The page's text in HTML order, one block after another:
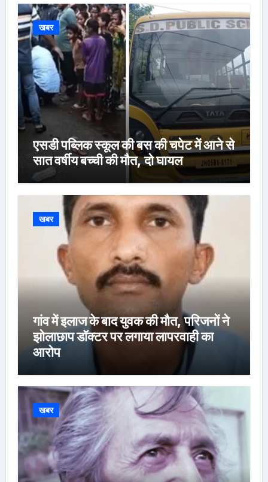
खबर
एसडी पब्लिक स्कूल की बस की चपेट में आने से
सात वर्षीय बच्ची की मौत, दो घायल
खबर
गांव में इलाज के बाद युवक की मौत, परिजनों ने
झोलाछाप डॉक्टर पर लगाया लापरवाही का
आरोप
खबर